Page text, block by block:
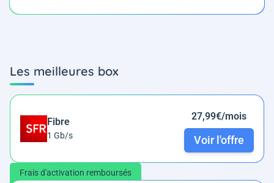
Les meilleures box
Fibre
1 Gb/s
27,99€/mois
Voir l'offre
Frais d'activation remboursés